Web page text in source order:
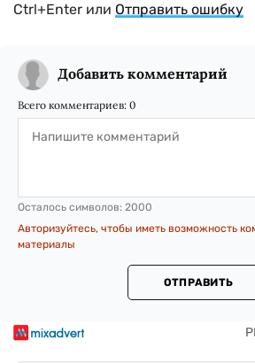
Ctrl+Enter или Отправить ошибку
Добавить комментарий
Всего комментариев: 0
Осталось символов: 2000
Авторизуйтесь, чтобы иметь возможность
материалы
ОТПРАВИТЬ